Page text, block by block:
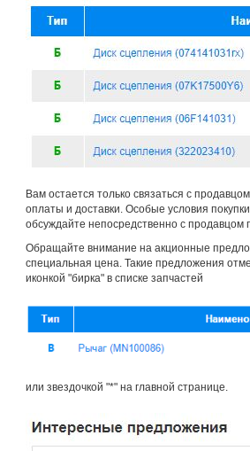
Вам остается только связаться с
оплаты и доставки. Особые условия
обсуждайте непосредственно с продавцом
Обращайте внимание на акционные
специальная цена. Такие предложения
иконкой "бирка" в списке запчастей
или звездочкой "*" на главной странице.